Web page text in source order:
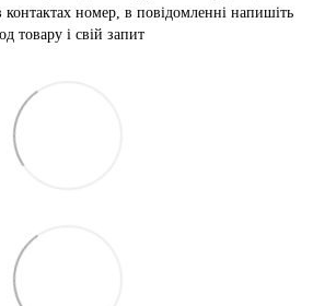
номер, в повідомленні напишіть
товару і свій запит